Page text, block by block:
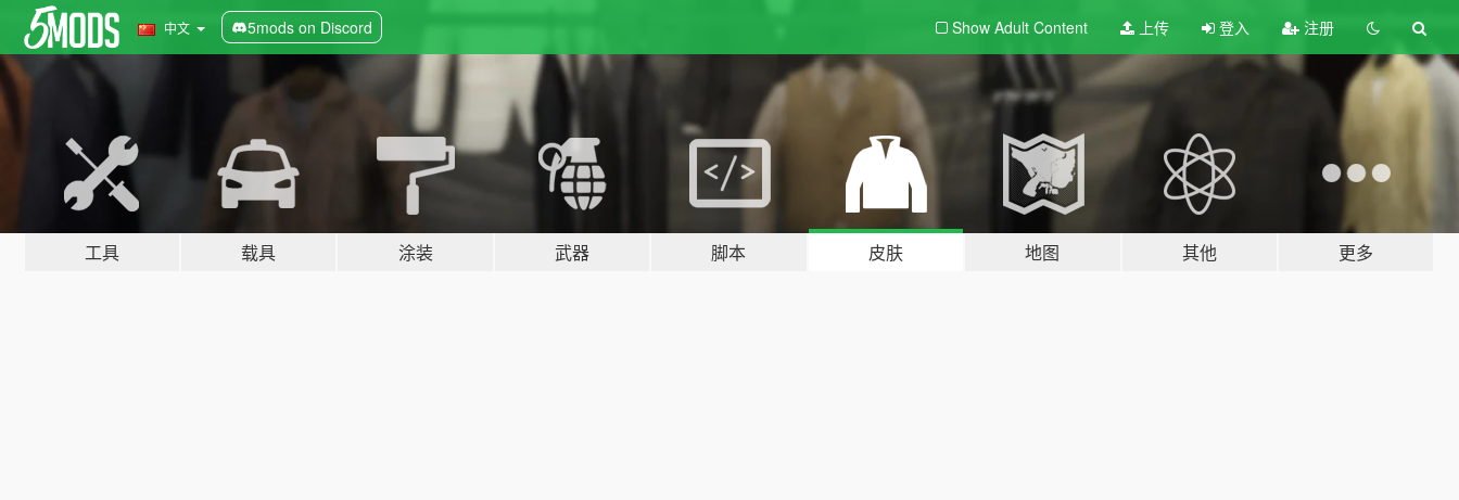
中文 5mods on Discord Show Adult Content 上传 登入 注册
工具 载具 涂装 武器 脚本 皮肤 地图 其他 更多